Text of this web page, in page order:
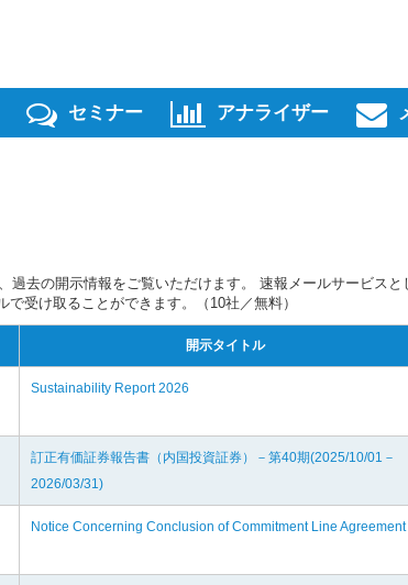
セミナー アナライザー
過去の開示情報をご覧いただけます。 速報メールサービスと
受け取ることができます。（10社／無料）
開示タイトル
Sustainability Report 2026
訂正有価証券報告書（内国投資証券）－第40期(2025/10/01－
2026/03/31)
Notice Concerning Conclusion of Commitment Line Agreement